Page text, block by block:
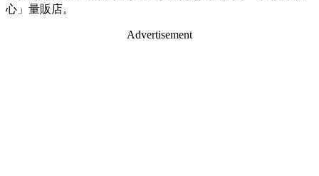
心」量販店。
Advertisement